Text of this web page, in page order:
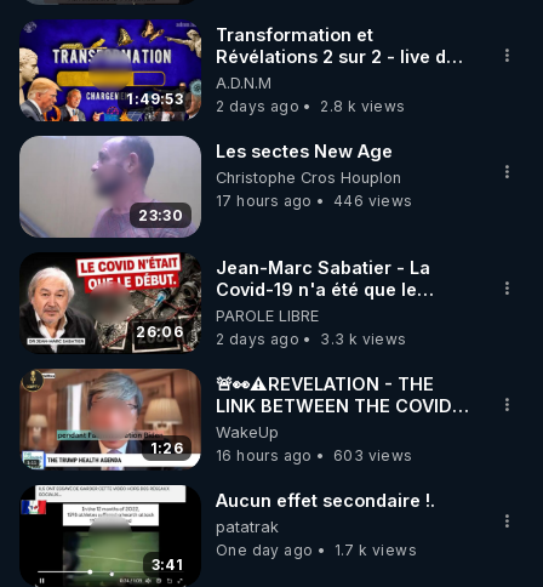
1:49:53
Transformation et
Révélations 2 sur 2 - live du
07/08/26
A.D.N.M
2 days ago
2.8 k views
23:30
Les sectes New Age
Christophe Cros Houplon
17 hours ago
446 views
26:06
Jean-Marc Sabatier - La
Covid-19 n'a été que le
début - L'ARNm & l'ARNm-aa
jusqu où auront-t-il ?
PAROLE LIBRE
2 days ago
3.3 k views
1:26
🚨👀⚠️REVELATION - THE
LINK BETWEEN THE COVID
VACCINE AND CANCER -LIEN
VACCIN COVID ET CANCER
WakeUp
16 hours ago
603 views
3:41
Aucun effet secondaire !.
patatrak
One day ago
1.7 k views